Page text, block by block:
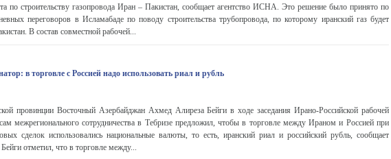
по строительству газопровода Иран – Пакистан, сообщает агентство ИСНА. Это решение было принято по
переговоров в Исламабаде по поводу строительства трубопровода, по которому иранский газ будет
В состав совместной рабочей...
в торговле с Россией надо использовать риал и рубль
провинции Восточный Азербайджан Ахмед Алиреза Бейги в ходе заседания Ирано-Российской рабочей
межрегионального сотрудничества в Тебризе предложил, чтобы в торговле между Ираном и Россией при
сделок использовались национальные валюты, то есть, иранский риал и российский рубль, сообщает
отметил, что в торговле между...